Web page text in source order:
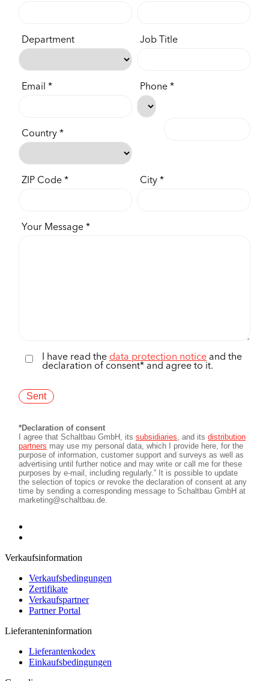
Verkaufsinformation
Verkaufsbedingungen
Zertifikate
Verkaufspartner
Partner Portal
Lieferanteninformation
Lieferantenkodex
Einkaufsbedingungen